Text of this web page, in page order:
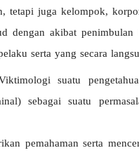
tetapi juga kelompok,
dengan akibat penimbulan
serta yang secara
suatu
sebagai suatu
pemahaman serta